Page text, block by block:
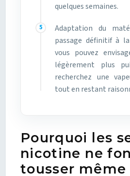
quelques semaines.
Adaptation du
passage définitif à
vous pouvez
légèrement plus
recherchez une
tout en restant
Pourquoi les
nicotine ne
tousser même